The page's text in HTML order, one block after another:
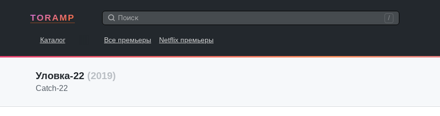
TORAMP /
Каталог Все премьеры Netflix премьеры
Уловка-22 (2019)
Catch-22